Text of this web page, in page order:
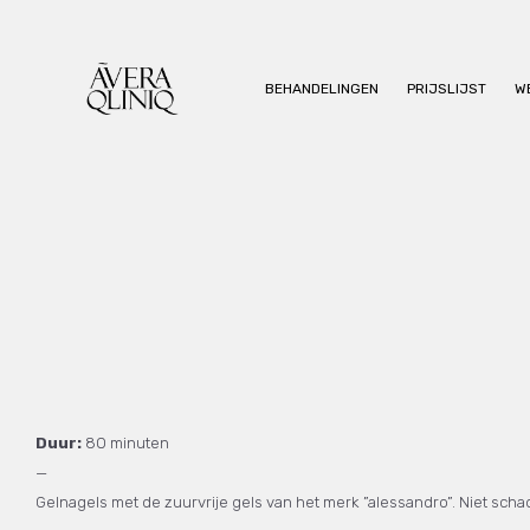
BEHANDELINGEN PRIJSLIJST
Duur: 80 minuten
—
Gelnagels met de zuurvrije gels van het merk ”alessandro”. Niet